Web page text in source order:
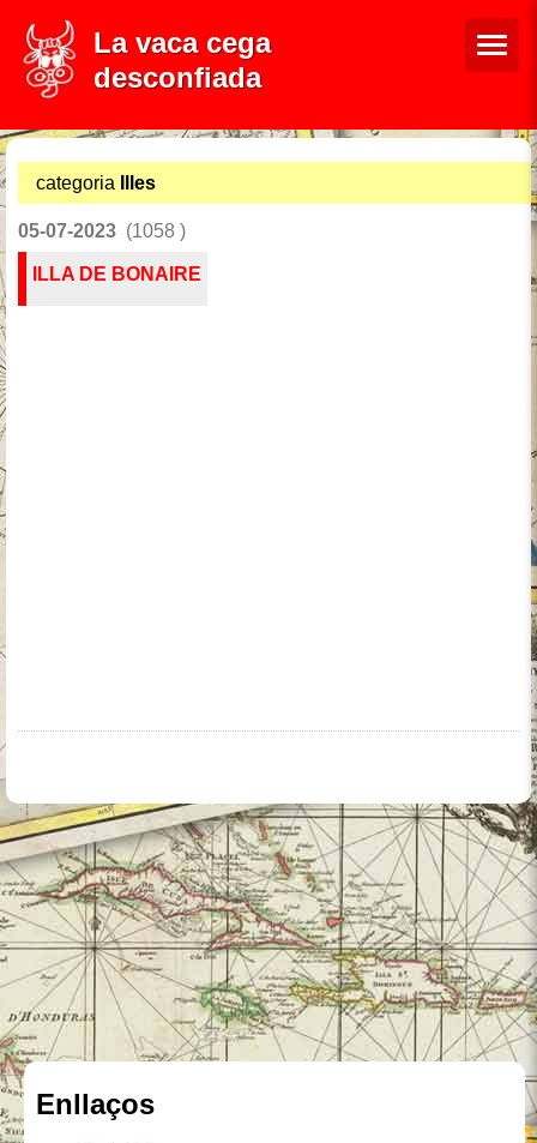
La vaca cega
desconfiada
categoria Illes
05-07-2023 (1058 )
ILLA DE BONAIRE
Enllaços